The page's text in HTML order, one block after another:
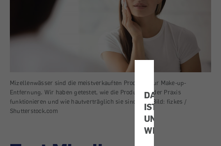
DATENSCHUTZ
IST
UNS
WICHTIG!
Mizellenwässer sind die meistverkauften Produkte zur Make-up-
Entfernung. Wir haben getestet, wie die Produkte in der Praxis
funktionieren und wie hautverträglich sie sind.
Bild: fizkes /
Shutterstock.com